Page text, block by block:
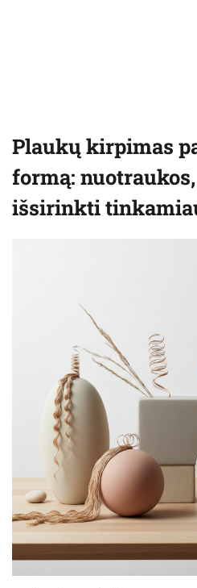
Plaukų kirpimas
formą:
išsirinkti